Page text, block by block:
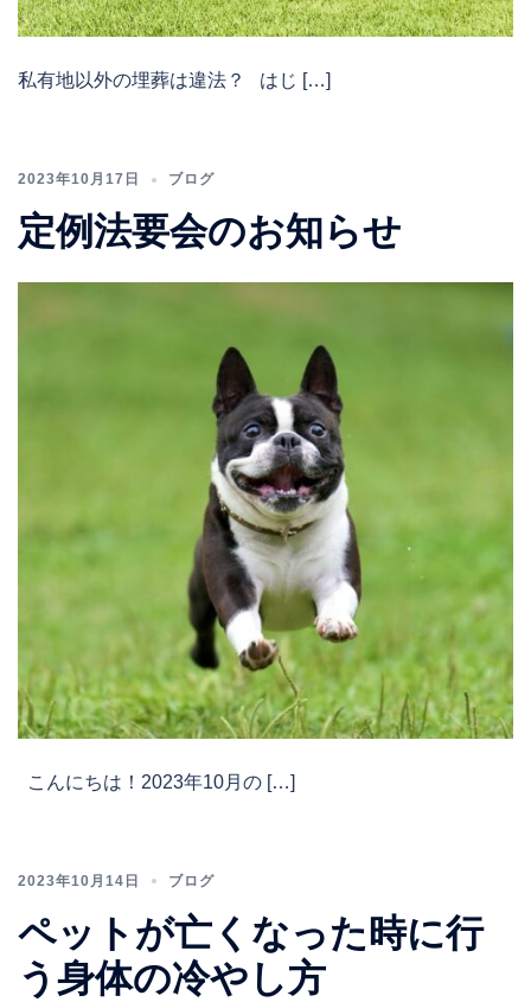
私有地以外の埋葬は違法？ はじ […]
2023年10月17日 ブログ
定例法要会のお知らせ
こんにちは！2023年10月の […]
2023年10月14日 ブログ
ペットが亡くなった時に行
う身体の冷やし方